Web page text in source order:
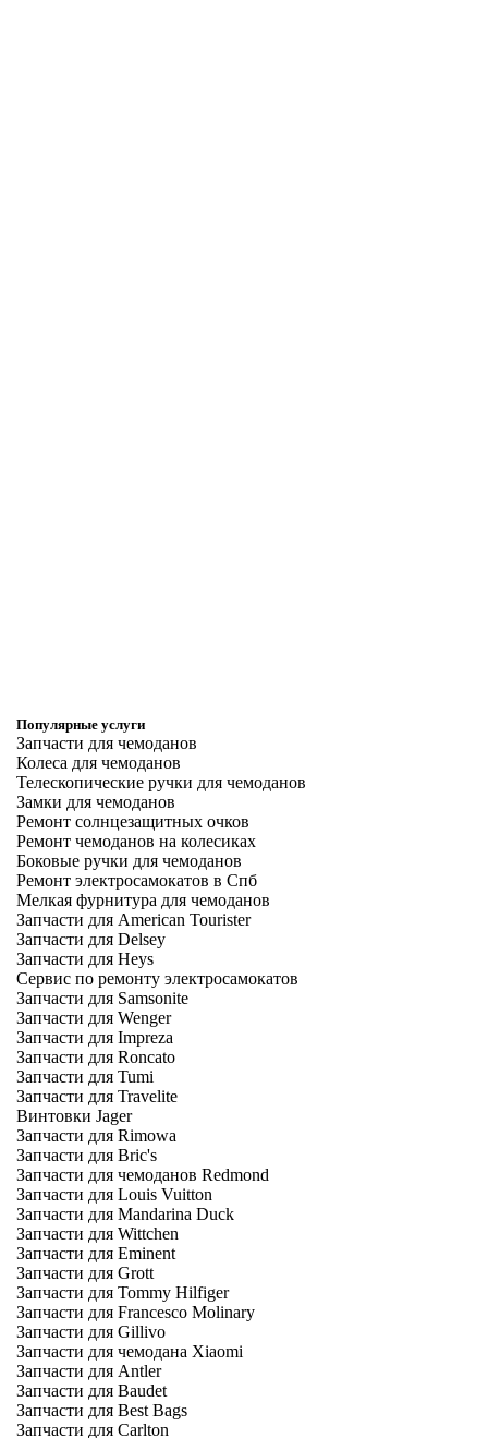
Популярные услуги
Запчасти для чемоданов
Колеса для чемоданов
Телескопические ручки для чемоданов
Замки для чемоданов
Ремонт солнцезащитных очков
Ремонт чемоданов на колесиках
Боковые ручки для чемоданов
Ремонт электросамокатов в Спб
Мелкая фурнитура для чемоданов
Запчасти для American Tourister
Запчасти для Delsey
Запчасти для Heys
Сервис по ремонту электросамокатов
Запчасти для Samsonite
Запчасти для Wenger
Запчасти для Impreza
Запчасти для Roncato
Запчасти для Tumi
Запчасти для Travelite
Винтовки Jager
Запчасти для Rimowa
Запчасти для Bric's
Запчасти для чемоданов Redmond
Запчасти для Louis Vuitton
Запчасти для Mandarina Duck
Запчасти для Wittchen
Запчасти для Eminent
Запчасти для Grott
Запчасти для Tommy Hilfiger
Запчасти для Francesco Molinary
Запчасти для Gillivo
Запчасти для чемодана Xiaomi
Запчасти для Antler
Запчасти для Baudet
Запчасти для Best Bags
Запчасти для Carlton